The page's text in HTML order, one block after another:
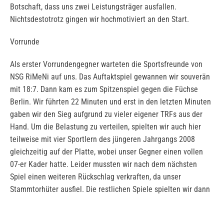
Botschaft, dass uns zwei Leistungsträger ausfallen.
Nichtsdestotrotz gingen wir hochmotiviert an den Start.
Vorrunde
Als erster Vorrundengegner warteten die Sportsfreunde von
NSG RiMeNi auf uns. Das Auftaktspiel gewannen wir souverän
mit 18:7. Dann kam es zum Spitzenspiel gegen die Füchse
Berlin. Wir führten 22 Minuten und erst in den letzten Minuten
gaben wir den Sieg aufgrund zu vieler eigener TRFs aus der
Hand. Um die Belastung zu verteilen, spielten wir auch hier
teilweise mit vier Sportlern des jüngeren Jahrgangs 2008
gleichzeitig auf der Platte, wobei unser Gegner einen vollen
07-er Kader hatte. Leider mussten wir nach dem nächsten
Spiel einen weiteren Rückschlag verkraften, da unser
Stammtorhüter ausfiel. Die restlichen Spiele spielten wir dann